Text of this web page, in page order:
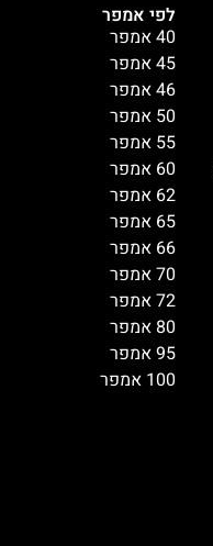
לפי אמפר
40 אמפר
45 אמפר
46 אמפר
50 אמפר
55 אמפר
60 אמפר
62 אמפר
65 אמפר
66 אמפר
70 אמפר
72 אמפר
80 אמפר
95 אמפר
100 אמפר